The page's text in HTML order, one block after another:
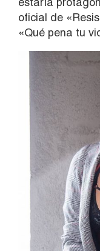
oficial de
«Qué pena tu